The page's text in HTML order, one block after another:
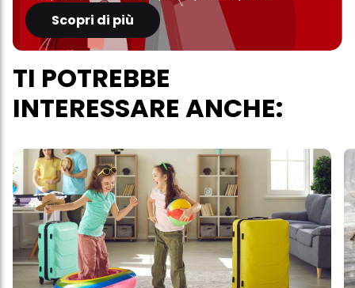
Scopri di più
TI POTREBBE
INTERESSARE ANCHE: